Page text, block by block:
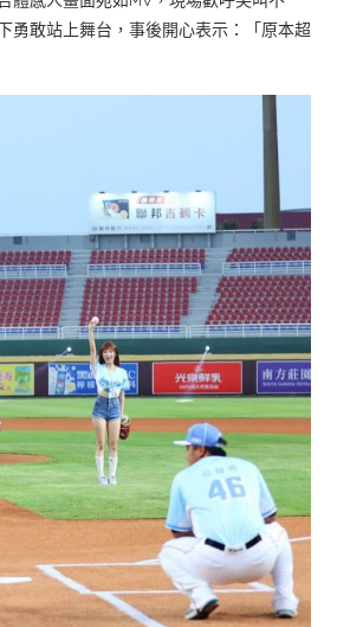
勇敢站上舞台，事後開心表示：「原本超